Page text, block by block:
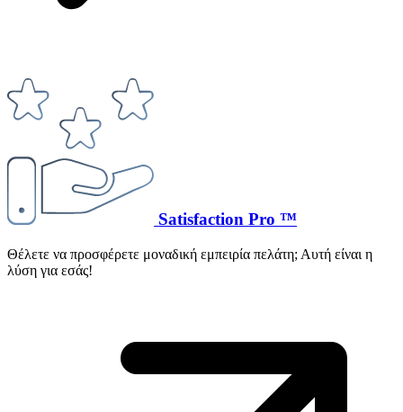
Satisfaction Pro ™
Θέλετε να προσφέρετε μοναδική εμπειρία πελάτη; Αυτή είναι η
λύση για εσάς!